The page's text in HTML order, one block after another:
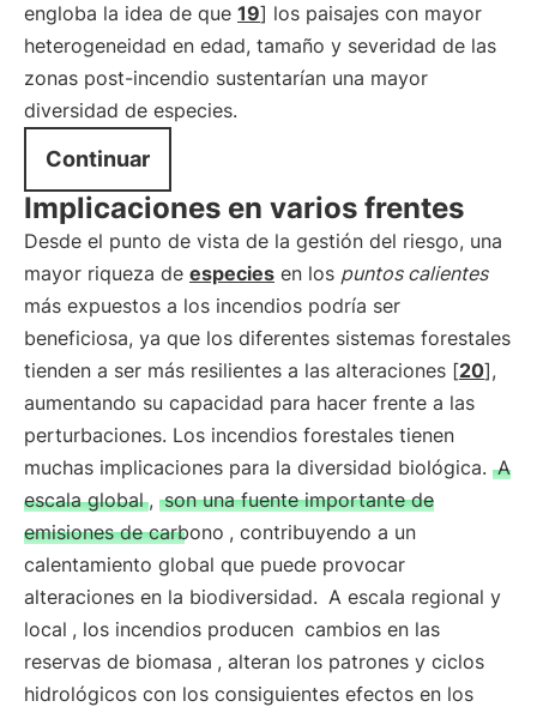
engloba la idea de que 19] los paisajes con mayor
heterogeneidad en edad, tamaño y severidad de las
zonas post-incendio sustentarían una mayor
diversidad de especies.
Continuar
Implicaciones en varios frentes
Desde el punto de vista de la gestión del riesgo, una
mayor riqueza de especies en los puntos calientes
más expuestos a los incendios podría ser
beneficiosa, ya que los diferentes sistemas forestales
tienden a ser más resilientes a las alteraciones [20],
aumentando su capacidad para hacer frente a las
perturbaciones. Los incendios forestales tienen
muchas implicaciones para la diversidad biológica. A
escala global , son una fuente importante de
emisiones de carbono , contribuyendo a un
calentamiento global que puede provocar
alteraciones en la biodiversidad. A escala regional y
local , los incendios producen cambios en las
reservas de biomasa , alteran los patrones y ciclos
hidrológicos con los consiguientes efectos en los